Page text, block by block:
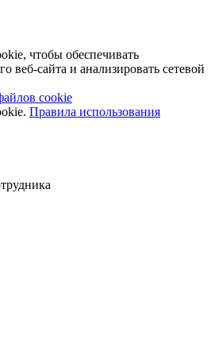
чтобы обеспечивать
веб-сайта и анализировать сетевой
cookie
Правила использования